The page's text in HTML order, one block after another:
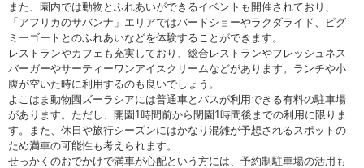
また、園内では動物とふれあいができるイベントも開催されており、
「アフリカのサバンナ」エリアではバードショーやラクダライド、ピグ
ミーゴートとのふれあいなどを体験することができます。
レストランやカフェも充実しており、総合レストランやフレッシュネス
バーガーやサーティーワンアイスクリームなどがあります。ランチや小
腹が空いた時に利用するのも良いでしょう。
よこはま動物園ズーラシアには普通車とバスが利用できる有料の駐車場
があります。ただし、開園1時間前から閉園1時間後までの利用に限りま
す。また、休日や旅行シーズンにはかなり混雑が予想されるスポットの
ため満車の可能性も考えられます。
せっかくのおでかけで満車が心配という方には、予約制駐車場の活用も